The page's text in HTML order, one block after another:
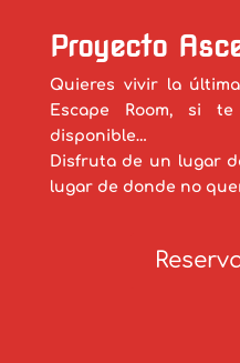
Proyecto
Quieres vivir la
Escape Room, si
disponible…
Disfruta de un lugar
lugar de donde no